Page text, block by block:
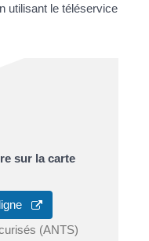
utilisant le téléservice
sur la carte
(ANTS)